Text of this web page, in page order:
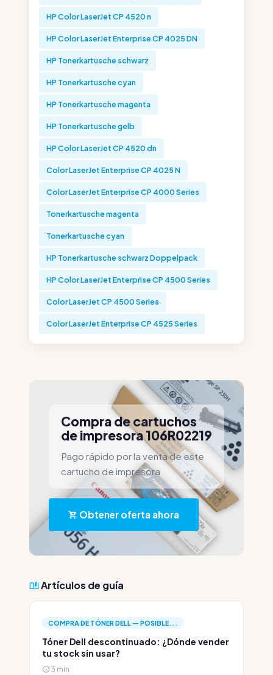
HP Color LaserJet CP 4520 n
HP Color LaserJet Enterprise CP 4025 DN
HP Tonerkartusche schwarz
HP Tonerkartusche cyan
HP Tonerkartusche magenta
HP Tonerkartusche gelb
HP Color LaserJet CP 4520 dn
Color LaserJet Enterprise CP 4025 N
Color LaserJet Enterprise CP 4000 Series
Tonerkartusche magenta
Tonerkartusche cyan
HP Tonerkartusche schwarz Doppelpack
HP Color LaserJet Enterprise CP 4500 Series
Color LaserJet CP 4500 Series
Color LaserJet Enterprise CP 4525 Series
Compra de cartuchos
de impresora 106R02219
Pago rápido por la venta de este
cartucho de impresora
Obtener oferta ahora
Artículos de guía
COMPRA DE TÓNER DELL — POSIBLE...
Tóner Dell descontinuado: ¿Dónde vender
tu stock sin usar?
3 min